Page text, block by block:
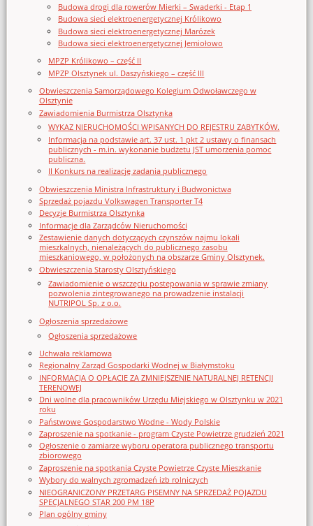
Budowa drogi dla rowerów Mierki – Swaderki - Etap 1
Budowa sieci elektroenergetycznej Królikowo
Budowa sieci elektroenergetycznej Marózek
Budowa sieci elektroenergetycznej Jemiołowo
MPZP Królikowo – część II
MPZP Olsztynek ul. Daszyńskiego – część III
Obwieszczenia Samorządowego Kolegium Odwoławczego w
Olsztynie
Zawiadomienia Burmistrza Olsztynka
WYKAZ NIERUCHOMOŚCI WPISANYCH DO REJESTRU ZABYTKÓW.
Informacja na podstawie art. 37 ust. 1 pkt 2 ustawy o finansach
publicznych - m.in. wykonanie budżetu JST umorzenia pomoc
publiczna.
II Konkurs na realizację zadania publicznego
Obwieszczenia Ministra Infrastruktury i Budwonictwa
Sprzedaż pojazdu Volkswagen Transporter T4
Decyzje Burmistrza Olsztynka
Informacje dla Zarządców Nieruchomości
Zestawienie danych dotyczących czynszów najmu lokali
mieszkalnych, nienależących do publicznego zasobu
mieszkaniowego, w położonych na obszarze Gminy Olsztynek.
Obwieszczenia Starosty Olsztyńskiego
Zawiadomienie o wszczęciu postępowania w sprawie zmiany
pozwolenia zintegrowanego na prowadzenie instalacji
NUTRIPOL Sp. z o.o.
Ogłoszenia sprzedażowe
Ogłoszenia sprzedażowe
Uchwała reklamowa
Regionalny Zarząd Gospodarki Wodnej w Białymstoku
INFORMACJA O OPŁACIE ZA ZMNIEJSZENIE NATURALNEJ RETENCJI
TERENOWEJ
Dni wolne dla pracowników Urzędu Miejskiego w Olsztynku w 2021
roku
Państwowe Gospodarstwo Wodne - Wody Polskie
Zaproszenie na spotkanie - program Czyste Powietrze grudzień 2021
Ogłoszenie o zamiarze wyboru operatora publicznego transportu
zbiorowego
Zaproszenie na spotkania Czyste Powietrze Czyste Mieszkanie
Wybory do walnych zgromadzeń izb rolniczych
NIEOGRANICZONY PRZETARG PISEMNY NA SPRZEDAŻ POJAZDU
SPECJALNEGO STAR 200 PM 18P
Plan ogólny gminy